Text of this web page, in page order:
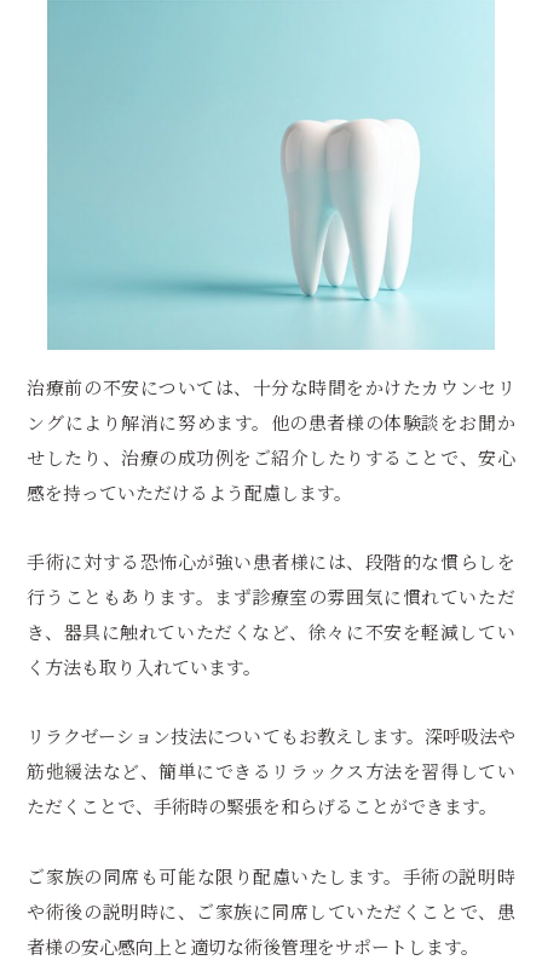
治療前の不安については、十分な時間をかけたカウンセリ
ングにより解消に努めます。他の患者様の体験談をお聞か
せしたり、治療の成功例をご紹介したりすることで、安心
感を持っていただけるよう配慮します。
手術に対する恐怖心が強い患者様には、段階的な慣らしを
行うこともあります。まず診療室の雰囲気に慣れていただ
き、器具に触れていただくなど、徐々に不安を軽減してい
く方法も取り入れています。
リラクゼーション技法についてもお教えします。深呼吸法や
筋弛緩法など、簡単にできるリラックス方法を習得してい
ただくことで、手術時の緊張を和らげることができます。
ご家族の同席も可能な限り配慮いたします。手術の説明時
や術後の説明時に、ご家族に同席していただくことで、患
者様の安心感向上と適切な術後管理をサポートします。